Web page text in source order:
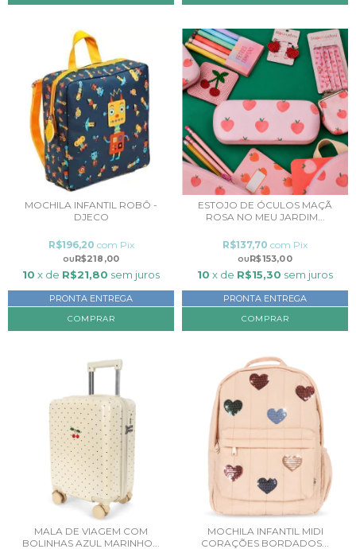
MOCHILA INFANTIL ROBÔ -
DJECO
R$218,00
R$196,20 com Pix
10 x de R$21,80 sem juros
PRONTA ENTREGA
ESTOJO DE ÓCULOS MAÇÃ
ROSA NO MEU JARDIM...
R$153,00
R$137,70 com Pix
10 x de R$15,30 sem juros
PRONTA ENTREGA
MALA DE VIAGEM COM
BOLINHAS AZUL MARINHO...
MOCHILA INFANTIL MIDI
CORAÇÕES BORDADOS...